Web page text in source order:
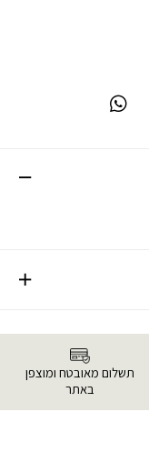
תשלום מאובטח ומוצפן
באתר